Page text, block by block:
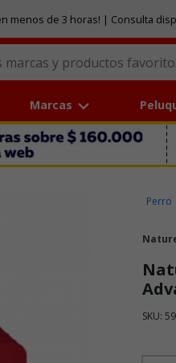
menos de 3 horas! | Consulta
Marcas
Perro
SKU: